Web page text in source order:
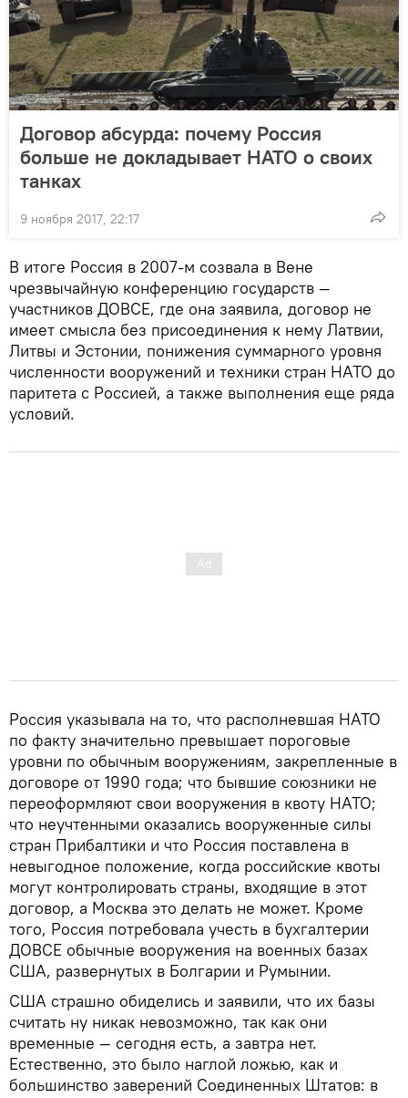
Договор абсурда: почему Россия
больше не докладывает НАТО о своих
танках
9 ноября 2017, 22:17
В итоге Россия в 2007-м созвала в Вене
чрезвычайную конференцию государств —
участников ДОВСЕ, где она заявила, договор не
имеет смысла без присоединения к нему Латвии,
Литвы и Эстонии, понижения суммарного уровня
численности вооружений и техники стран НАТО до
паритета с Россией, а также выполнения еще ряда
условий.
Россия указывала на то, что располневшая НАТО
по факту значительно превышает пороговые
уровни по обычным вооружениям, закрепленные в
договоре от 1990 года; что бывшие союзники не
переоформляют свои вооружения в квоту НАТО;
что неучтенными оказались вооруженные силы
стран Прибалтики и что Россия поставлена в
невыгодное положение, когда российские квоты
могут контролировать страны, входящие в этот
договор, а Москва это делать не может. Кроме
того, Россия потребовала учесть в бухгалтерии
ДОВСЕ обычные вооружения на военных базах
США, развернутых в Болгарии и Румынии.
США страшно обиделись и заявили, что их базы
считать ну никак невозможно, так как они
временные — сегодня есть, а завтра нет.
Естественно, это было наглой ложью, как и
большинство заверений Соединенных Штатов: в